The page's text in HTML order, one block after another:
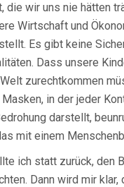
die wir uns nie hätten
Wirtschaft und
Es gibt keine
Dass unsere
zurechtkommen
in der jeder
darstellt,
mit einem
ich statt zurück, den
Dann wird mir klar,